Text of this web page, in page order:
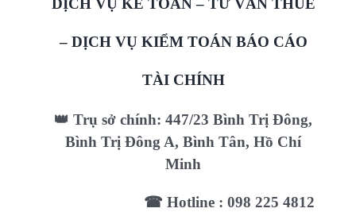
DỊCH VỤ KẾ TOÁN – TƯ VẤN THUẾ
– DỊCH VỤ KIỂM TOÁN BÁO CÁO
TÀI CHÍNH
👑 Trụ sở chính: 447/23 Bình Trị Đông,
Bình Trị Đông A, Bình Tân, Hồ Chí
Minh
☎ Hotline : 098 225 4812